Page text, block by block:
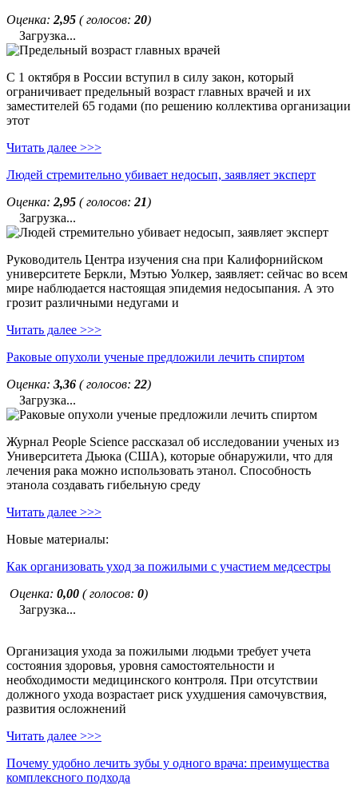
Оценка: 2,95 ( голосов: 20)
Загрузка...
С 1 октября в России вступил в силу закон, который
ограничивает предельный возраст главных врачей и их
заместителей 65 годами (по решению коллектива организации
этот
Читать далее >>>
Людей стремительно убивает недосып, заявляет эксперт
Оценка: 2,95 ( голосов: 21)
Загрузка...
Руководитель Центра изучения сна при Калифорнийском
университете Беркли, Мэтью Уолкер, заявляет: сейчас во всем
мире наблюдается настоящая эпидемия недосыпания. А это
грозит различными недугами и
Читать далее >>>
Раковые опухоли ученые предложили лечить спиртом
Оценка: 3,36 ( голосов: 22)
Загрузка...
Журнал People Science рассказал об исследовании ученых из
Университета Дьюка (США), которые обнаружили, что для
лечения рака можно использовать этанол. Способность
этанола создавать гибельную среду
Читать далее >>>
Новые материалы:
Как организовать уход за пожилыми с участием медсестры
Оценка: 0,00 ( голосов: 0)
Загрузка...
Организация ухода за пожилыми людьми требует учета
состояния здоровья, уровня самостоятельности и
необходимости медицинского контроля. При отсутствии
должного ухода возрастает риск ухудшения самочувствия,
развития осложнений
Читать далее >>>
Почему удобно лечить зубы у одного врача: преимущества
комплексного подхода